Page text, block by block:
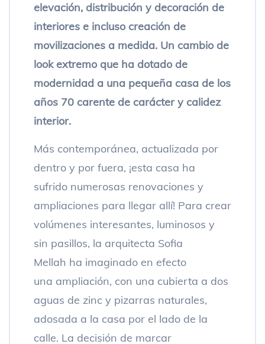
elevación, distribución y decoración de
interiores e incluso creación de
movilizaciones a medida. Un cambio de
look extremo que ha dotado de
modernidad a una pequeña casa de los
años 70 carente de carácter y calidez
interior.
Más contemporánea, actualizada por
dentro y por fuera, ¡esta casa ha
sufrido numerosas renovaciones y
ampliaciones para llegar allí! Para crear
volúmenes interesantes, luminosos y
sin pasillos, la arquitecta Sofia
Mellah ha imaginado en efecto
una ampliación, con una cubierta a dos
aguas de zinc y pizarras naturales,
adosada a la casa por el lado de la
calle. La decisión de marcar